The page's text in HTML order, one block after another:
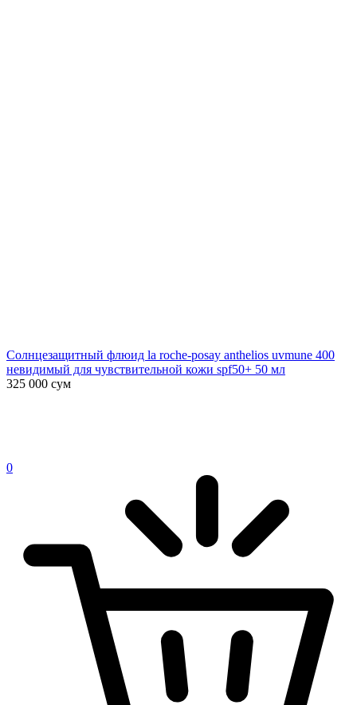
Солнцезащитный флюид la roche-posay anthelios uvmune 400
невидимый для чувствительной кожи spf50+ 50 мл
325 000 сум
0